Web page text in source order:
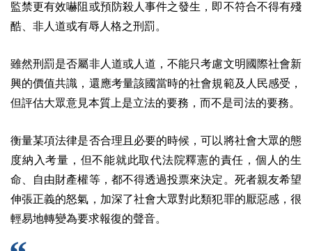
監禁更有效嚇阻或預防殺人事件之發生，即不符合不得有殘
酷、非人道或有辱人格之刑罰。
雖然刑罰是否屬非人道或人道，不能只考慮文明國際社會新
興的價值共識，還應考量該國當時的社會規範及人民感受，
但評估大眾意見本質上是立法的要務，而不是司法的要務。
衡量某項法律是否合理且必要的時候，可以將社會大眾的態
度納入考量，但不能就此取代法院釋憲的責任，個人的生
命、自由財產權等，都不得透過投票來決定。死者親友希望
伸張正義的怒氣，加深了社會大眾對此類犯罪的厭惡感，很
輕易地轉變為要求報復的聲音。